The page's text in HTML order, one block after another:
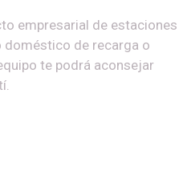
empresarial de estaciones
doméstico de recarga o
te podrá aconsejar